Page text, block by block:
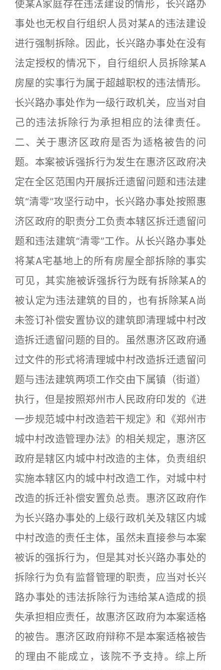
使某A家庭存在违法建设的情形，长兴路办
事处也无权自行组织人员对某A的违法建设
进行强制拆除。因此，长兴路办事处在没有
法定授权的情况下，自行组织人员拆除某A
房屋的实事行为属于超越职权的违法情形。
长兴路办事处作为一级行政机关，应当对自
己的违法拆除行为承担相应的法律责任。
二、关于惠济区政府是否为适格被告的问
题。本案被诉强拆行为发生在惠济区政府决
定在全区范围内开展拆迁遗留问题和违法建
筑“清零”攻坚行动中，长兴路办事处按照惠
济区政府的职责分工负责本辖区拆迁遗留问
题和违法建筑“清零”工作。从长兴路办事处
将某A宅基地上的所有房屋全部拆除的事实
可见，其实施被诉强拆行为既有拆除某A的
被认定为违法建筑的目的，也有拆除某A尚
未签订补偿安置协议的建筑即清理城中村改
造拆迁遗留问题的目的。虽然惠济区政府通
过文件的形式将清理城中村改造拆迁遗留问
题与违法建筑两项工作交由下属镇（街道）
执行，但是按照郑州市人民政府印发的《进
一步规范城中村改造若干规定》和《郑州市
城中村改造管理办法》的相关规定，惠济区
政府是辖区内城中村改造的主体，负责组织
实施本辖区内的城中村改造工作，对城中村
改造的拆迁补偿安置负总责。惠济区政府作
为长兴路办事处的上级行政机关及辖区内城
中村改造的责任主体，虽然未直接参与本案
被诉的强拆行为，但是其对长兴路办事处的
拆除行为负有监督管理的职责，应当对长兴
路办事处的违法拆除行为违给某A造成的损
失承担相应责任，故惠济区政府为本案适格
的被告。惠济区政府辩称不是本案适格被告
的理由不能成立，该院不予支持。综上所